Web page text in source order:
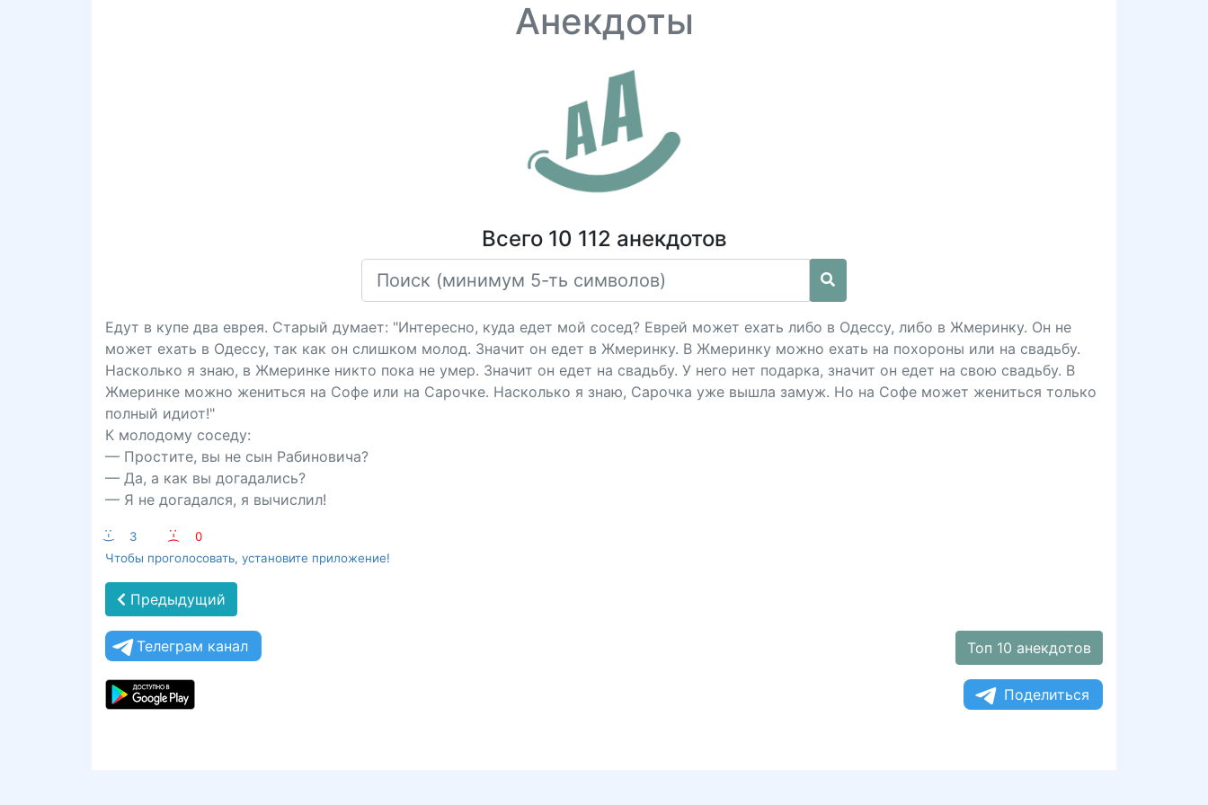
Анекдоты
Всего 10 112 анекдотов
Едут в купе два еврея. Старый думает: "Интересно, куда едет мой сосед? Еврей может ехать либо в Одессу, либо в Жмеринку. Он не
может ехать в Одессу, так как он слишком молод. Значит он едет в Жмеринку. В Жмеринку можно ехать на похороны или на свадьбу.
Насколько я знаю, в Жмеринке никто пока не умер. Значит он едет на свадьбу. У него нет подарка, значит он едет на свою свадьбу. В
Жмеринке можно жениться на Софе или на Сарочке. Насколько я знаю, Сарочка уже вышла замуж. Но на Софе может жениться только
полный идиот!"
К молодому соседу:
— Простите, вы не сын Рабиновича?
— Да, а как вы догадались?
— Я не догадался, я вычислил!
:-) 3 :-(
0
Чтобы проголосовать, установите приложение!
Предыдущий
Телеграм канал Топ 10 анекдотов
Поделиться